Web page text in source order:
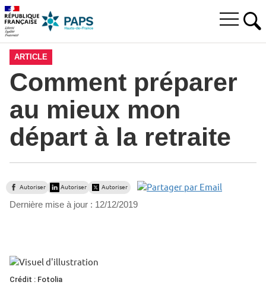
Aller
la
Aller
au
menu
Aller
au
contenu
Ouvrir
ARTICLE
Comment préparer
au mieux mon
départ à la retraite
Autoriser Autoriser Autoriser
Dernière mise à jour : 12/12/2019
Crédit : Fotolia